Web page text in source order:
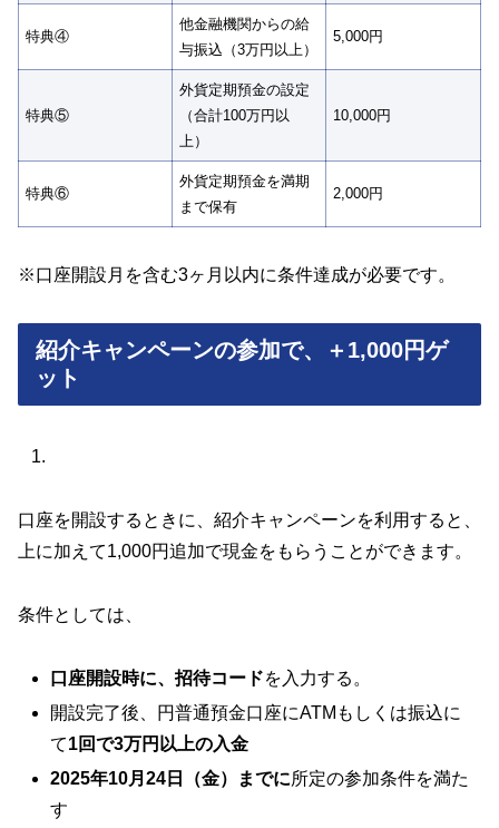
特典④
他金融機関からの給
与振込（3万円以上）
5,000円
特典⑤
外貨定期預金の設定
（合計100万円以
上）
10,000円
特典⑥
外貨定期預金を満期
まで保有
2,000円
※口座開設月を含む3ヶ月以内に条件達成が必要です。
紹介キャンペーンの参加で、＋1,000円ゲ
ット
口座を開設するときに、紹介キャンペーンを利用すると、
上に加えて1,000円追加で現金をもらうことができます。
条件としては、
口座開設時に、招待コードを入力する。
開設完了後、円普通預金口座にATMもしくは振込に
て1回で3万円以上の入金
2025年10月24日（金）までに所定の参加条件を満た
す